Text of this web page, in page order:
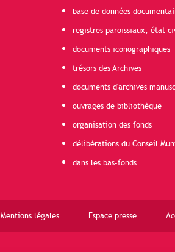
base de données
registres paroissiaux, état
documents iconographiques
trésors des Archives
documents d'archives
ouvrages de bibliothèque
organisation des fonds
délibérations du Conseil
dans les bas-fonds
Mentions légales Espace presse